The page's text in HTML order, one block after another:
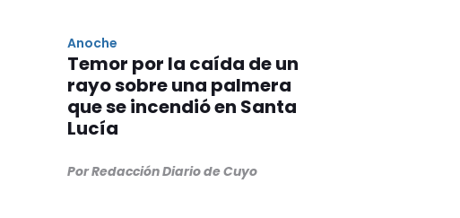
Anoche
Temor por la caída de un
rayo sobre una palmera
que se incendió en Santa
Lucía
Por Redacción Diario de Cuyo